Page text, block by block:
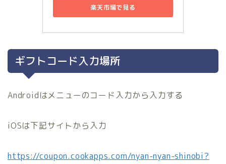
楽天市場で見る
ギフトコード入力場所
Androidはメニューのコード入力から入力する
iOSは下記サイトから入力
https://coupon.cookapps.com/nyan-nyan-shinobi?